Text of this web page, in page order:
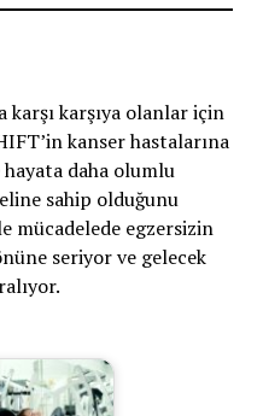
karşı karşıya olanlar için
kanser hastalarına
daha olumlu
sahip olduğunu
mücadelede egzersizin
seriyor ve gelecek